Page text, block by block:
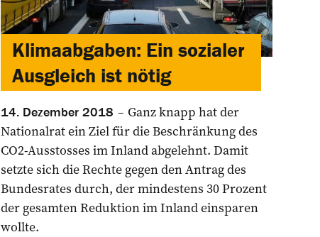
Klimaabgaben: Ein sozialer
Ausgleich ist nötig
14. Dezember 2018
Ganz knapp hat der
Nationalrat ein Ziel für die Beschränkung des
CO2-Ausstosses im Inland abgelehnt. ­Damit
setzte sich die Rechte gegen den Antrag des
Bundesrates durch, der mindestens 30 Prozent
der gesamten Reduktion im Inland einsparen
wollte.